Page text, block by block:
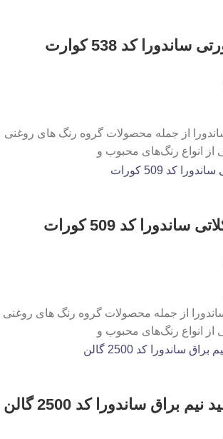
کد 538 کوارت
از جمله محصولات گروه رنگ های روغنی
انواع رنگ‌های محبوب و
کد 509 کورات
از جمله محصولات گروه رنگ های روغنی
انواع رنگ‌های محبوب و
براق ساندورا کد 2500 گالن